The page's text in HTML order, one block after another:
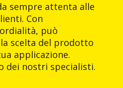
sempre attenta alle
Con
può
scelta del prodotto
applicazione.
dei nostri specialisti.